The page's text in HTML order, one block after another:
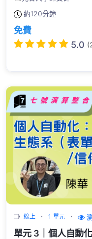
約120分鐘
免費
5.0
線上 1 單元
單元 3｜個人自動